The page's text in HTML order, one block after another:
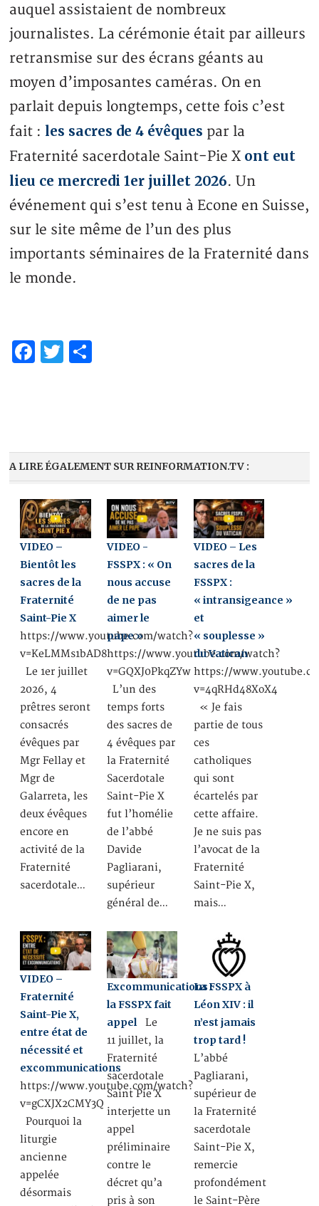
auquel assistaient de nombreux
journalistes. La cérémonie était par ailleurs
retransmise sur des écrans géants au
moyen d’imposantes caméras. On en
parlait depuis longtemps, cette fois c’est
fait : les sacres de 4 évêques par la
Fraternité sacerdotale Saint-Pie X ont eut
lieu ce mercredi 1er juillet 2026. Un
événement qui s’est tenu à Econe en Suisse,
sur le site même de l’un des plus
importants séminaires de la Fraternité dans
le monde.
Facebook
Twitter
A LIRE ÉGALEMENT SUR REINFORMATION.TV :
VIDEO –
Bientôt les
sacres de la
Fraternité
Saint-Pie X
https://www.youtube.com/watch?
v=KeLMMs1bAD8
Le 1er juillet
2026, 4
prêtres seront
consacrés
évêques par
Mgr Fellay et
Mgr de
Galarreta, les
deux évêques
encore en
activité de la
Fraternité
sacerdotale…
VIDEO -
FSSPX : « On
nous accuse
de ne pas
aimer le
pape »
https://www.youtube.com/watch?
v=GQXJ0PkqZYw
L’un des
temps forts
des sacres de
4 évêques par
la Fraternité
Sacerdotale
Saint-Pie X
fut l’homélie
de l’abbé
Davide
Pagliarani,
supérieur
général de…
VIDEO – Les
sacres de la
FSSPX :
« intransigeance »
et
« souplesse »
du Vatican
https://
v=4qRHd48XoX4
« Je fais
partie de tous
ces
catholiques
qui sont
écartelés par
cette affaire.
Je ne suis pas
l’avocat de la
Fraternité
Saint-Pie X,
mais…
VIDEO –
Fraternité
Saint-Pie X,
entre état de
nécessité et
excommunications
https://www.youtube.com/watch?
v=gCXJX2CMY3Q
Pourquoi la
liturgie
ancienne
appelée
désormais
Excommunications :
la FSSPX fait
appelLe
11 juillet, la
Fraternité
sacerdotale
Saint Pie X
interjette un
appel
préliminaire
contre le
décret qu’a
pris à son
La FSSPX à
Léon XIV : il
n’est jamais
trop tard !
L’abbé
Pagliarani,
supérieur de
la Fraternité
sacerdotale
Saint-Pie X,
remercie
profondément
le Saint-Père